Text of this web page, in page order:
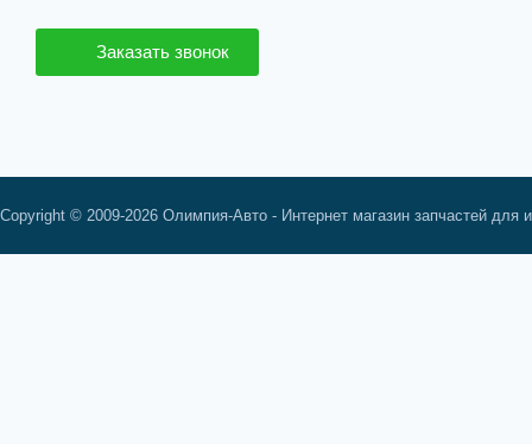
Заказать звонок
Copyright © 2009-2026 Олимпия-Авто - Интернет магазин запчастей для